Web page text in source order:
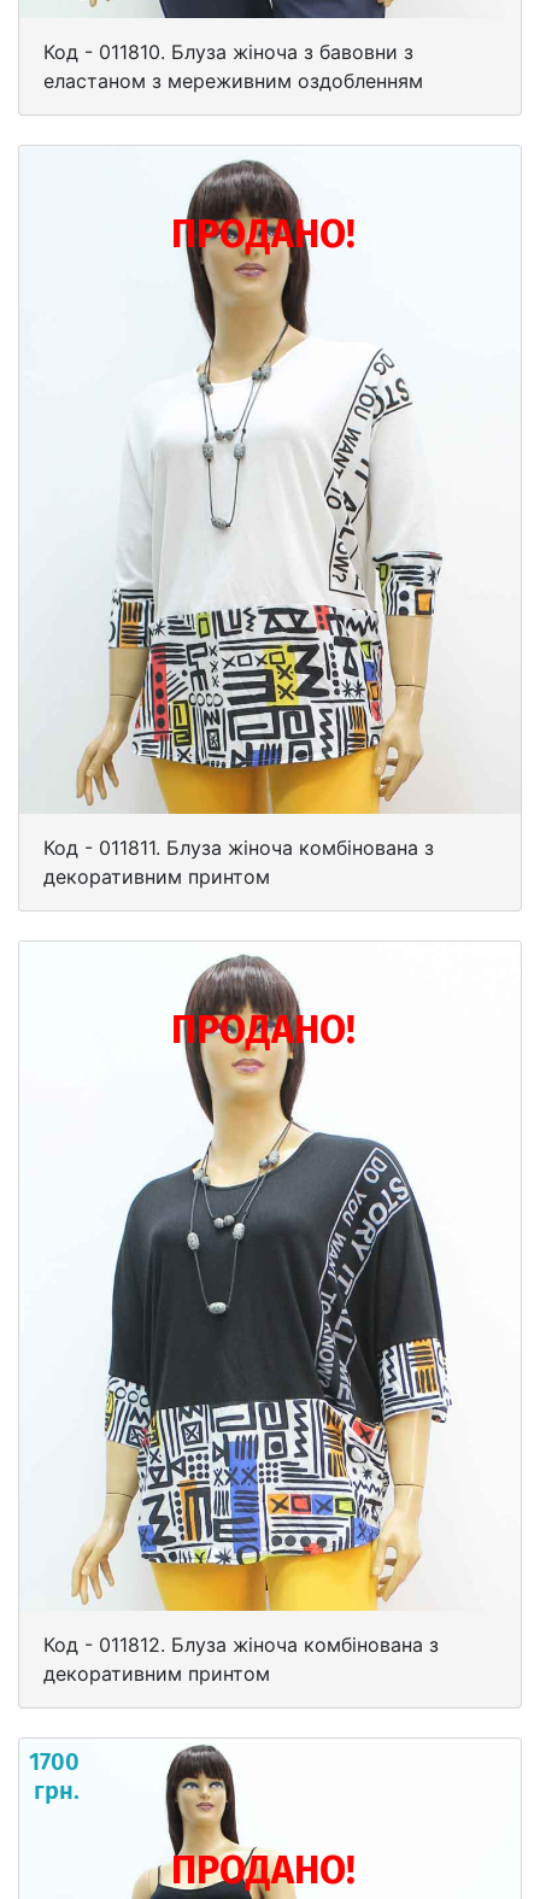
Код - 011810. Блуза жіноча з бавовни з
еластаном з мереживним оздобленням
ПРОДАНО!
Код - 011811. Блуза жіноча комбінована з
декоративним принтом
ПРОДАНО!
Код - 011812. Блуза жіноча комбінована з
декоративним принтом
1700
грн.
ПРОДАНО!